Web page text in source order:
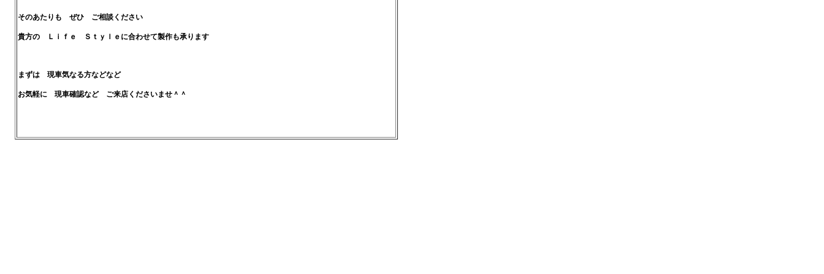
そのあたりも ぜひ ご相談ください
貴方の Ｌｉｆｅ Ｓｔｙｌｅに合わせて製作も承ります
まずは 現車気なる方などなど
お気軽に 現車確認など ご来店くださいませ＾＾